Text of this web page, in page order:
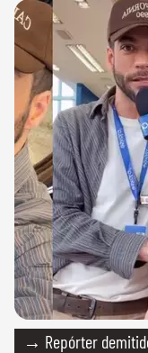
→ Repórter